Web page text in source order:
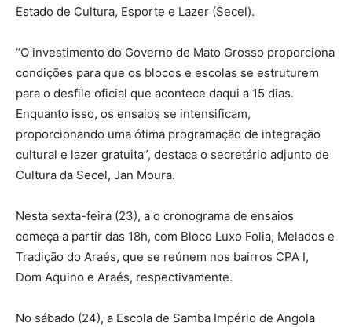
Estado de Cultura, Esporte e Lazer (Secel).
“O investimento do Governo de Mato Grosso proporciona
condições para que os blocos e escolas se estruturem
para o desfile oficial que acontece daqui a 15 dias.
Enquanto isso, os ensaios se intensificam,
proporcionando uma ótima programação de integração
cultural e lazer gratuita”, destaca o secretário adjunto de
Cultura da Secel, Jan Moura.
Nesta sexta-feira (23), a o cronograma de ensaios
começa a partir das 18h, com Bloco Luxo Folia, Melados e
Tradição do Araés, que se reúnem nos bairros CPA I,
Dom Aquino e Araés, respectivamente.
No sábado (24), a Escola de Samba Império de Angola